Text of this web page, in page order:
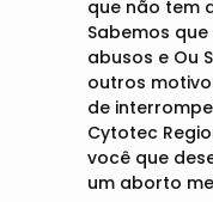
que não tem
Sabemos
abusos e Ou
outros
de
Cytotec
você que
um aborto